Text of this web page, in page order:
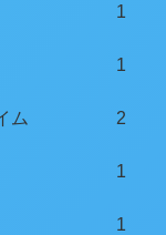
1
1
ム 2
1
1